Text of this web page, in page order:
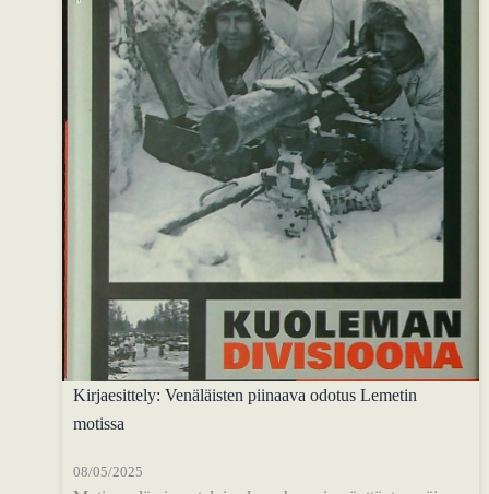
Kirjaesittely: Venäläisten piinaava odotus Lemetin
motissa
08/05/2025